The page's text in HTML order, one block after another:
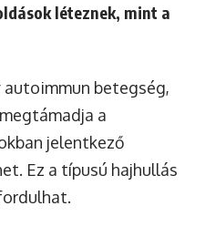
léteznek, mint a
autoimmun betegség,
a
jelentkező
Ez a típusú hajhullás